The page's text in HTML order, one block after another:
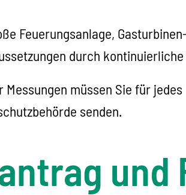
Feuerungsanlage,
durch
Messungen müssen Sie für
senden.
und